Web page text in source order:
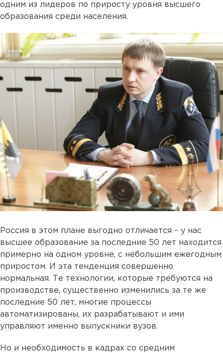
одним из лидеров по приросту уровня высшего
образования среди населения.
Россия в этом плане выгодно отличается – у нас
высшее образование за последние 50 лет находится
примерно на одном уровне, с небольшим ежегодным
приростом. И эта тенденция совершенно
нормальная. Те технологии, которые требуются на
производстве, существенно изменились за те же
последние 50 лет, многие процессы
автоматизированы, их разрабатывают и ими
управляют именно выпускники вузов.
Но и необходимость в кадрах со средним